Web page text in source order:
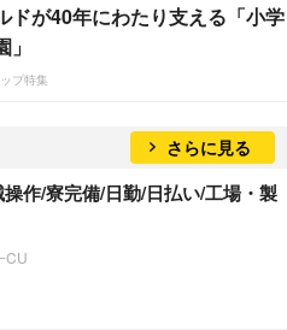
ドが40年にわたり支える「小学
プ特集
さらに見る
作/寮完備/日勤/日払い/工場・製
CU